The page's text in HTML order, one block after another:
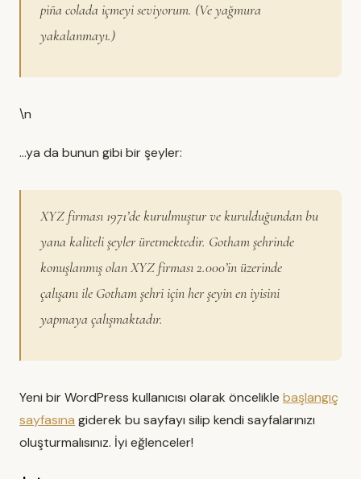
piña colada içmeyi seviyorum. (Ve yağmura
yakalanmayı.)
\n
…ya da bunun gibi bir şeyler:
XYZ firması 1971’de kurulmuştur ve kurulduğundan bu
yana kaliteli şeyler üretmektedir. Gotham şehrinde
konuşlanmış olan XYZ firması 2.000’in üzerinde
çalışanı ile Gotham şehri için her şeyin en iyisini
yapmaya çalışmaktadır.
Yeni bir WordPress kullanıcısı olarak öncelikle başlangıç
sayfasına giderek bu sayfayı silip kendi sayfalarınızı
oluşturmalısınız. İyi eğlenceler!